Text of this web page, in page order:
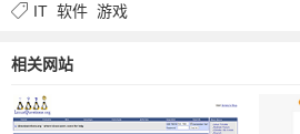
IT 软件 游戏
相关网站